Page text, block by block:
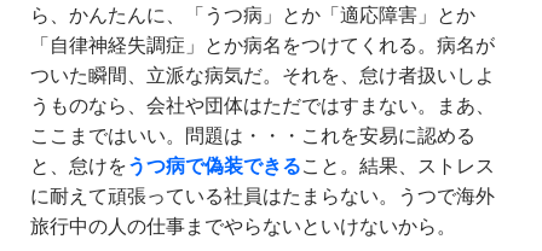
ら、かんたんに、「うつ病」とか「適応障害」とか
「自律神経失調症」とか病名をつけてくれる。病名が
ついた瞬間、立派な病気だ。それを、怠け者扱いしよ
うものなら、会社や団体はただではすまない。まあ、
ここまではいい。問題は・・・これを安易に認める
と、怠けをうつ病で偽装できること。結果、ストレス
に耐えて頑張っている社員はたまらない。うつで海外
旅行中の人の仕事までやらないといけないから。